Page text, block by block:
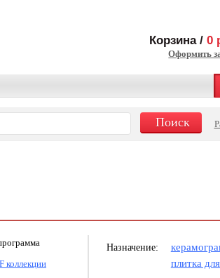
Корзина /0
Оформить
коллекции
Назначение:
плитка